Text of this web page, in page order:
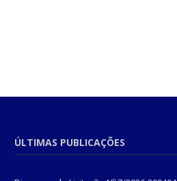
ÚLTIMAS PUBLICAÇÕES